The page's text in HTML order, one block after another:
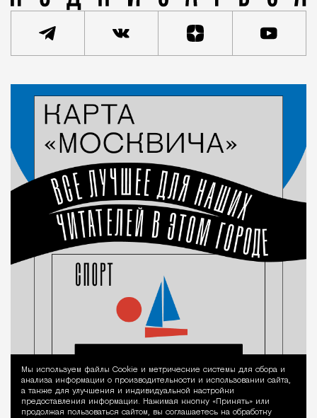
Уведомление
Мы используем файлы Сookie и метрические системы для сбора и
анализа информации о производительности и использовании сайта,
а также для улучшения и индивидуальной настройки
предоставления информации. Нажимая кнопку «Принять» или
продолжая пользоваться сайтом, вы соглашаетесь на обработку